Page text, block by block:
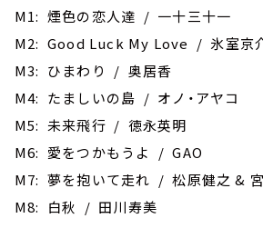
M1: 煙色の恋人達 / 一十三十一
M2: Good Luck My Love / 氷室京
M3: ひまわり / 奥居香
M4: たましいの島 / オノ・アヤコ
M5: 未来飛行 / 徳永英明
M6: 愛をつかもうよ / GAO
M7: 夢を抱いて走れ / 松原健之 &
M8: 白秋 / 田川寿美